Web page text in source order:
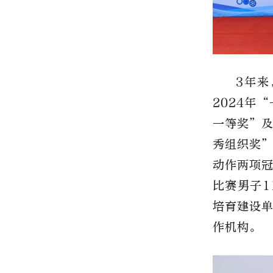
3年来
2024年“
一等奖”
秀组织奖
动作两项
比赛男子
培育建设
作机构。